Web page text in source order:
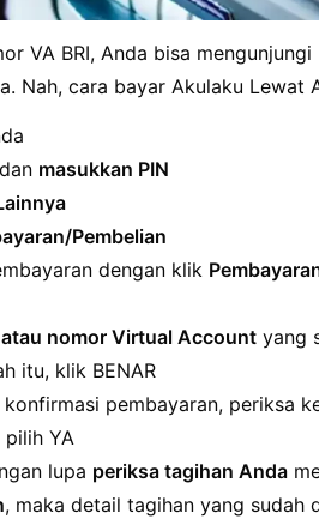
VA BRI, Anda bisa
Nah, cara bayar Akulaku Lewat
masukkan PIN
Pembelian
dengan klik
atau nomor Virtual Account yang
itu, klik BENAR
konfirmasi pembayaran, periksa
YA
lupa periksa tagihan Anda
, maka detail tagihan yang sudah